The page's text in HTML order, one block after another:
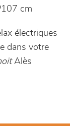
cm
électriques
dans votre
Alès